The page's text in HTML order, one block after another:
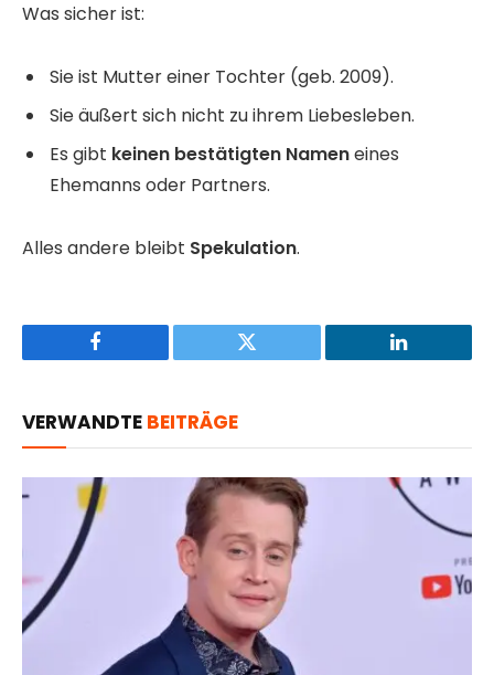
Was sicher ist:
Sie ist Mutter einer Tochter (geb. 2009).
Sie äußert sich nicht zu ihrem Liebesleben.
Es gibt keinen bestätigten Nameneines
Ehemanns oder Partners.
Alles andere bleibt Spekulation.
Facebook Twitter LinkedIn
VERWANDTE BEITRÄGE